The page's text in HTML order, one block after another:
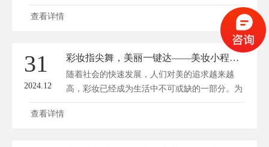
行...
查看详情
31
2024.12
彩妆指尖舞，美丽一键达——美妆小程序商城新体验
随着社会的快速发展，人们对美的追求越来越
高，彩妆已经成为生活中不可或缺的一部分。为
了...
查看详情